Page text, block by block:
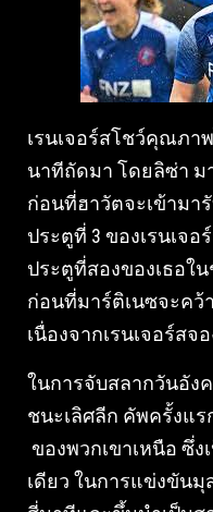
เรนเจอร์สโชว์คุณภา
นาทีถัดมา โดยลิซ่า ม
ก่อนที่ฮาวัตจะเข้ามา
ประตูที่ 3 ของเรนเจ
ประตูที่สองของเธอใ
ก่อนที่มาร์ติเนซจะคว้
เนื่องจากเรนเจอร์ส
ในการจับสลากวันอัง
ชนะเลิศลีก คัพครั้งแ
ของพวกเขาเหนือ ซึ่ง
เดียว ในการแข่งขันมุ